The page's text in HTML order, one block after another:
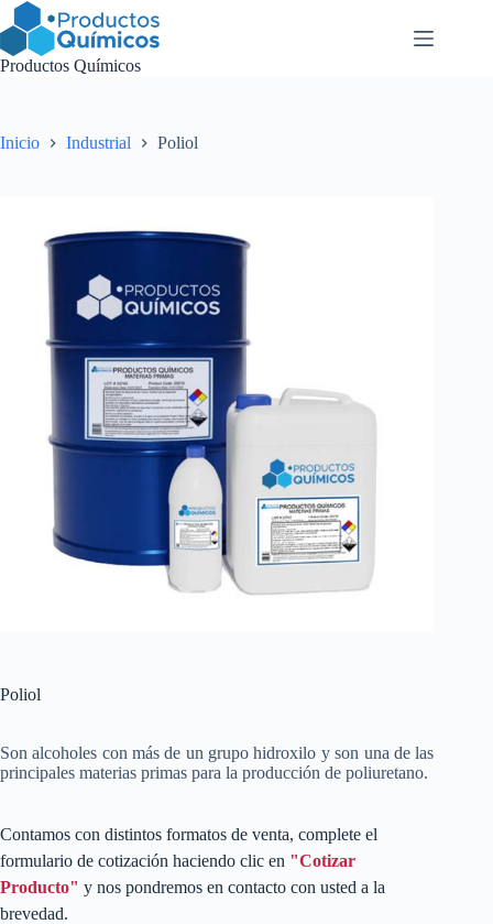
Saltar
al
contenido
Productos Químicos
Inicio Industrial Poliol
Poliol
Son alcoholes con más de un grupo hidroxilo y son una de las
principales materias primas para la producción de poliuretano.
Contamos con distintos formatos de venta, complete el
formulario de cotización haciendo clic en "Cotizar
Producto" y nos pondremos en contacto con usted a la
brevedad.